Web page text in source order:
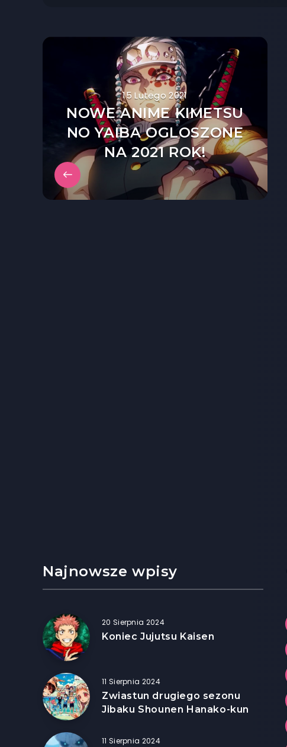
15 Lutego 2021
NOWE ANIME KIMETSU
NO YAIBA OGLOSZONE
NA 2021 ROK!
Najnowsze wpisy
20 Sierpnia 2024
Koniec Jujutsu Kaisen
11 Sierpnia 2024
Zwiastun drugiego sezonu
Jibaku Shounen Hanako-kun
11 Sierpnia 2024